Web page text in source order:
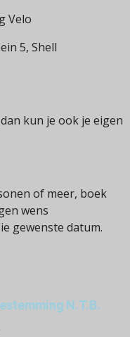
Velo
5, Shell
kun je ook je eigen
of meer, boek
wens
gewenste datum.
N.T.B.